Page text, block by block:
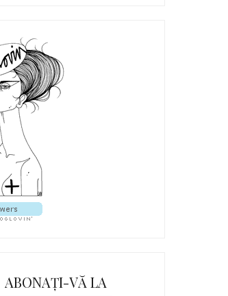
ABONAȚI-VĂ LA